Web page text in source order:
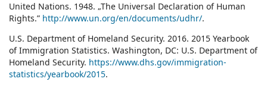
United Nations. 1948. „The Universal Declaration of Human
Rights.” http://www.un.org/en/documents/udhr/.
U.S. Department of Homeland Security. 2016. 2015 Yearbook
of Immigration Statistics. Washington, DC: U.S. Department of
Homeland Security. https://www.dhs.gov/immigration-
statistics/yearbook/2015.